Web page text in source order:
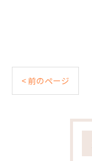
< 前のページ